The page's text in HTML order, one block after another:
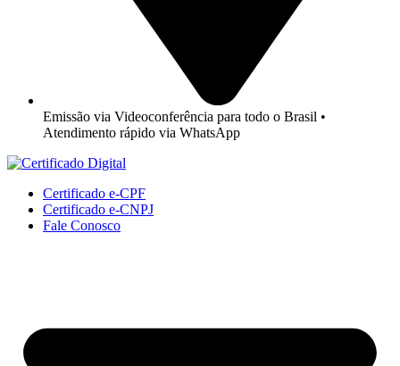
Emissão via Videoconferência para todo o Brasil •
Atendimento rápido via WhatsApp
Certificado e-CPF
Certificado e-CNPJ
Fale Conosco